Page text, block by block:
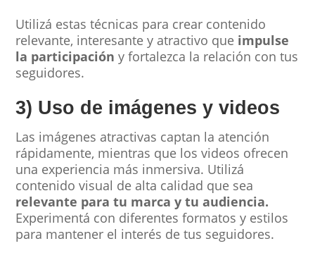
Utilizá estas técnicas para crear contenido
relevante, interesante y atractivo que impulse
la participación y fortalezca la relación con tus
seguidores.
3) Uso de imágenes y videos
Las imágenes atractivas captan la atención
rápidamente, mientras que los videos ofrecen
una experiencia más inmersiva. Utilizá
contenido visual de alta calidad que sea
relevante para tu marca y tu audiencia.
Experimentá con diferentes formatos y estilos
para mantener el interés de tus seguidores.